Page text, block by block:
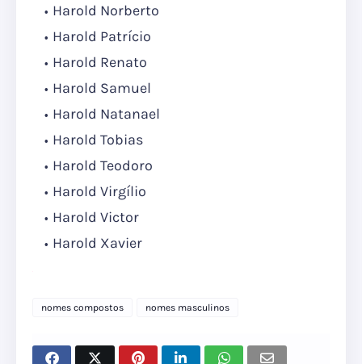
Harold Norberto
Harold Patrício
Harold Renato
Harold Samuel
Harold Natanael
Harold Tobias
Harold Teodoro
Harold Virgílio
Harold Victor
Harold Xavier
nomes compostos nomes masculinos